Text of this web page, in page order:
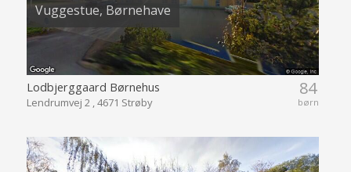
Vuggestue, Børnehave
84
børn
Lodbjerggaard Børnehus
Lendrumvej 2 , 4671 Strøby